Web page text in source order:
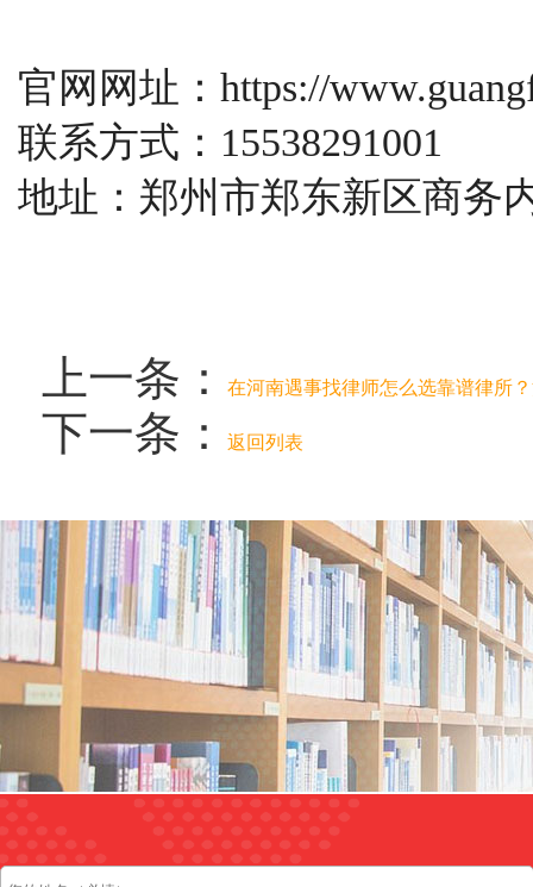
官网网址：https://
联系方式：15538291001
地址：郑州市郑东新区商务
上一条： 在河南遇事找律师怎么选靠谱律所
下一条： 返回列表